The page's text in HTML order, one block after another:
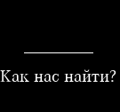
Как нас найти?